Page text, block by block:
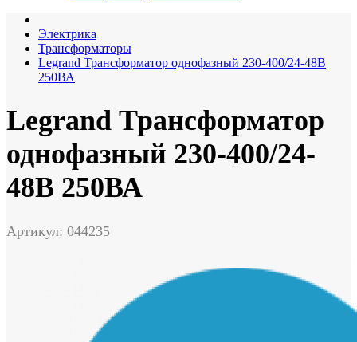
Электрика
Трансформаторы
Legrand Трансформатор однофазный 230-400/24-48В
250ВА
Legrand Трансформатор
однофазный 230-400/24-
48В 250ВА
Артикул: 044235